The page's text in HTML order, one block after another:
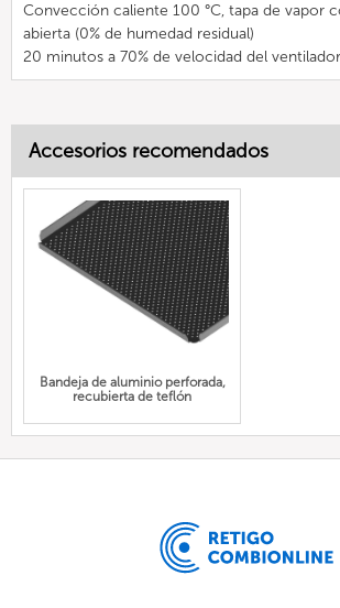
Convección caliente 100 °C, tapa de vapor
abierta (0% de humedad residual)
20 minutos a 70% de velocidad del
Accesorios recomendados
Bandeja de aluminio perforada,
recubierta de teflón